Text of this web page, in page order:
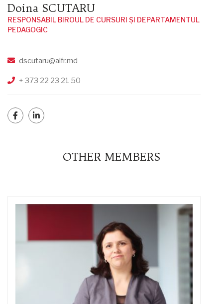
Doina SCUTARU
RESPONSABIL BIROUL DE CURSURI ȘI DEPARTAMENTUL
PEDAGOGIC
dscutaru@alfr.md
+ 373 22 23 21 50
OTHER MEMBERS